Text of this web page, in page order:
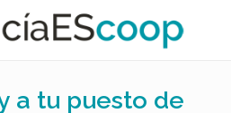
a tu puesto de